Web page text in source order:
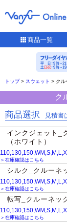
商品一覧
トップ > スウェット > クル
ク
商品選択 見積書
インクジェット_
（ホワイト）
＞在庫確認はこちら
シルク_クルーネ
＞在庫確認はこちら
転写_クルーネッ
＞在庫確認はこちら